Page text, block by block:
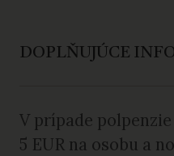
DOPLŇUJÚCE
V prípade
5 EUR na osobu a